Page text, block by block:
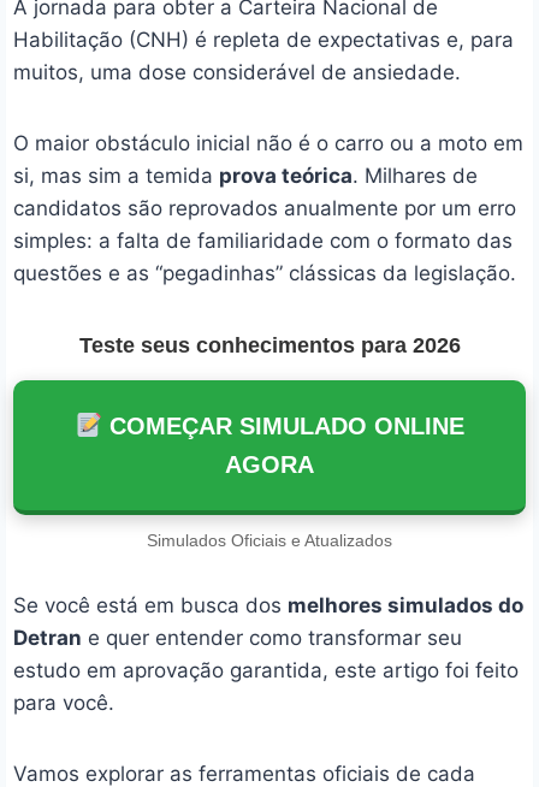
A jornada para obter a Carteira Nacional de
Habilitação (CNH) é repleta de expectativas e, para
muitos, uma dose considerável de ansiedade.
O maior obstáculo inicial não é o carro ou a moto em
si, mas sim a temida prova teórica. Milhares de
candidatos são reprovados anualmente por um erro
simples: a falta de familiaridade com o formato das
questões e as “pegadinhas” clássicas da legislação.
Teste seus conhecimentos para 2026
COMEÇAR SIMULADO ONLINE
AGORA
Simulados Oficiais e Atualizados
Se você está em busca dos melhores simulados do
Detran e quer entender como transformar seu
estudo em aprovação garantida, este artigo foi feito
para você.
Vamos explorar as ferramentas oficiais de cada